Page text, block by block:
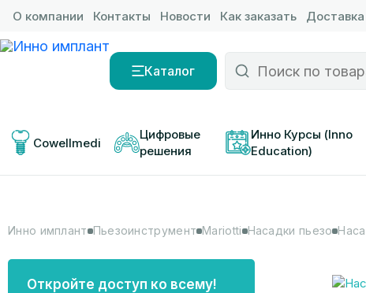
О компании Контакты Новости Как заказать
Каталог
Cowellmedi
Цифровые
решения
Инно Курсы (Inno
Education)
Инно имплант Пьезоинструмент Mariotti Насадки пьезо
Откройте доступ ко всему!